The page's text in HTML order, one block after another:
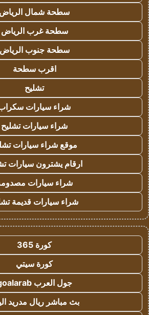
سطحة شمال الرياض
سطحة غرب الرياض
سطحة جنوب الرياض
اقرب سطحة
تشليح
شراء سيارات
شراء سيارات تشليح
موقع شراء سيارات
ارقام يشترون سيارات
شراء سيارات
شراء سيارات قديمة
كورة 365
كورة سيتي
جول العرب goalarab
بث مباشر ريال مدريد